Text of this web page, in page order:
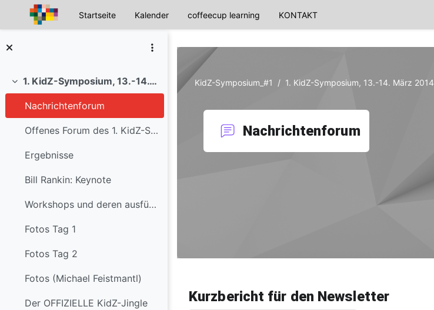
Startseite Kalender coffeecup learning KONTAKT
Einklappen
1. KidZ-Symposium, 13.-14. März 2014
Nachrichtenforum
Offenes Forum des 1. KidZ-Symposiums
Ergebnisse
Bill Rankin: Keynote
Workshops und deren ausführliche Dokumentation
Fotos Tag 1
Fotos Tag 2
Fotos (Michael Feistmantl)
Der OFFIZIELLE KidZ-Jingle
KidZ-Symposium_#1 1. KidZ-Symposium, 13.-14. März 2014
Nachrichtenforum
Kurzbericht für den Newsletter